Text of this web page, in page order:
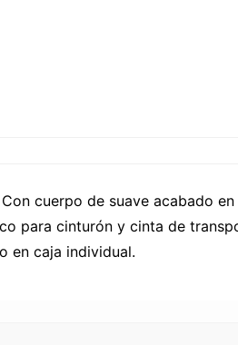
cuerpo de suave acabado
para cinturón y cinta de
en caja individual.